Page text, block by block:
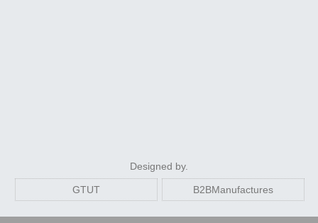
Designed by.
GTUT B2BManufactures